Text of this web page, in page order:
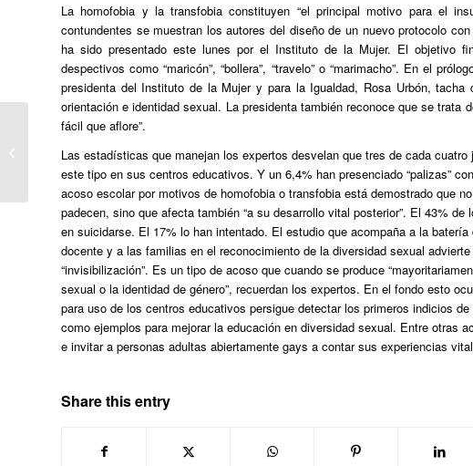
La homofobia y la transfobia constituyen “el principal motivo para el
contundentes se muestran los autores del diseño de un nuevo protocolo
ha sido presentado este lunes por el Instituto de la Mujer. El objetivo
despectivos como “maricón”, “bollera”, “travelo” o “marimacho”. En el
presidenta del Instituto de la Mujer y para la Igualdad, Rosa Urbón,
orientación e identidad sexual. La presidenta también reconoce que se trata
fácil que aflore”.
Las estadísticas que manejan los expertos desvelan que tres de cada
este tipo en sus centros educativos. Y un 6,4% han presenciado “palizas”
acoso escolar por motivos de homofobia o transfobia está demostrado que
padecen, sino que afecta también “a su desarrollo vital posterior”. El 43%
en suicidarse. El 17% lo han intentado. El estudio que acompaña a la
docente y a las familias en el reconocimiento de la diversidad sexual
“invisibilización”. Es un tipo de acoso que cuando se produce
sexual o la identidad de género”, recuerdan los expertos. En el fondo esto
para uso de los centros educativos persigue detectar los primeros indicios
como ejemplos para mejorar la educación en diversidad sexual. Entre otras
e invitar a personas adultas abiertamente gays a contar sus experiencias
Share this entry
EHGAMek
ekimenetan parte
hartzera deitzen du